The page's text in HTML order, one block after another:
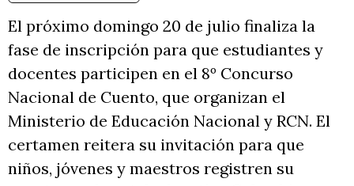
El próximo domingo 20 de julio finaliza la
fase de inscripción para que estudiantes y
docentes participen en el 8º Concurso
Nacional de Cuento, que organizan el
Ministerio de Educación Nacional y RCN. El
certamen reitera su invitación para que
niños, jóvenes y maestros registren su